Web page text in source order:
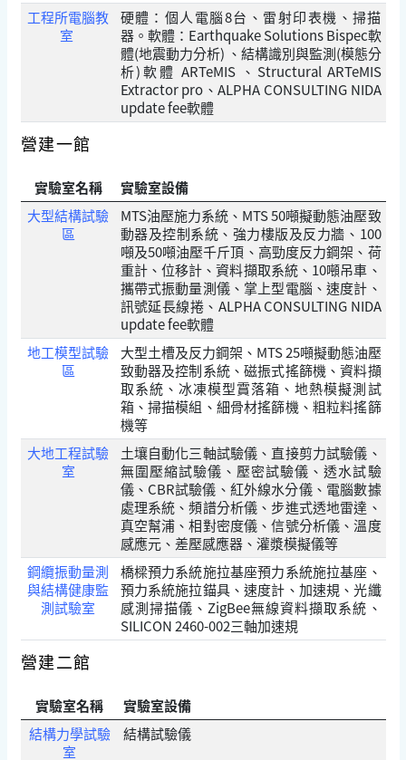
工程所電腦教
室
硬體：個人電腦8台、雷射印表機、掃描
器。軟體：Earthquake Solutions Bispec軟
體(地震動力分析) 、結構識別與監測(模態分
析)軟體 ARTeMIS 、Structural ARTeMIS
Extractor pro、ALPHA CONSULTING NIDA
update fee軟體
營建一館
實驗室名稱
實驗室設備
大型結構試驗
區
MTS油壓施力系統、MTS 50噸擬動態油壓致
動器及控制系統、強力樓版及反力牆、100
噸及50噸油壓千斤頂、高勁度反力鋼架、荷
重計、位移計、資料擷取系統、10噸吊車、
攜帶式振動量測儀、掌上型電腦、速度計、
訊號延長線捲、ALPHA CONSULTING NIDA
update fee軟體
地工模型試驗
區
大型土槽及反力鋼架、MTS 25噸擬動態油壓
致動器及控制系統、磁振式搖篩機、資料擷
取系統、冰凍模型霣落箱、地熱模擬測試
箱、掃描模組、細骨材搖篩機、粗粒料搖篩
機等
大地工程試驗
室
土壤自動化三軸試驗儀、直接剪力試驗儀、
無圍壓縮試驗儀、壓密試驗儀、透水試驗
儀、CBR試驗儀、紅外線水分儀、電腦數據
處理系統、頻譜分析儀、步進式透地雷達、
真空幫浦、相對密度儀、信號分析儀、溫度
感應元、差壓感應器、灌漿模擬儀等
鋼纜振動量測
與結構健康監
測試驗室
橋樑預力系統施拉基座預力系統施拉基座、
預力系統施拉錨具、速度計、加速規、光纖
感測掃描儀、ZigBee無線資料擷取系統、
SILICON 2460-002三軸加速規
營建二館
實驗室名稱
實驗室設備
結構力學試驗
室
結構試驗儀